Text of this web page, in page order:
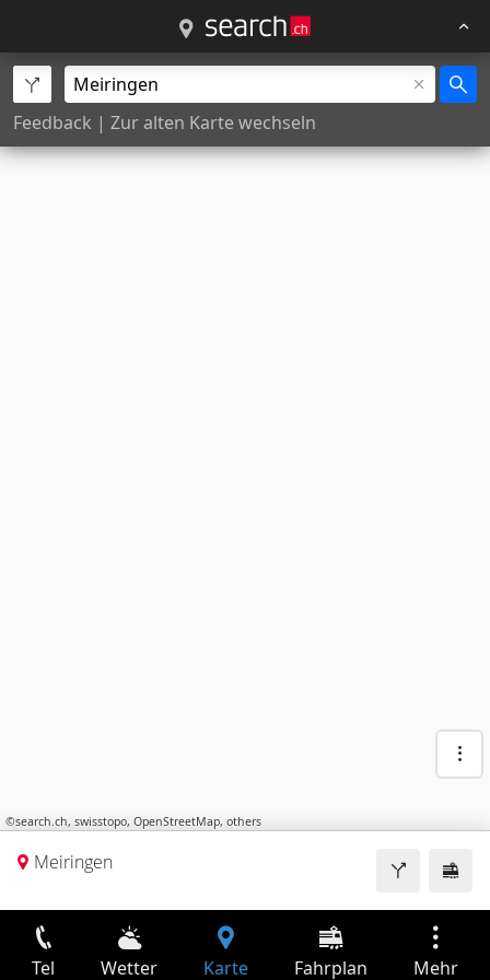
Feedback | Zur alten Karte wechseln
©search.ch, swisstopo, OpenStreetMap, others
Meiringen
Tel Wetter Karte Fahrplan Mehr